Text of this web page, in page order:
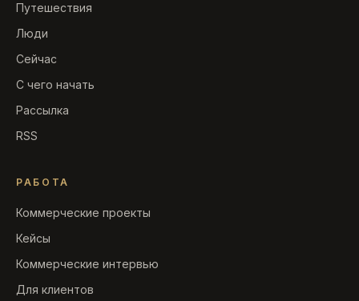
Путешествия
Люди
Сейчас
С чего начать
Рассылка
RSS
РАБОТА
Коммерческие проекты
Кейсы
Коммерческие интервью
Для клиентов